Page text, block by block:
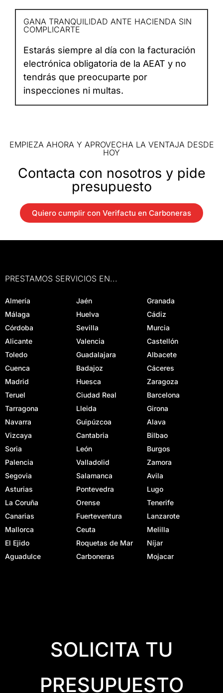
GANA TRANQUILIDAD ANTE HACIENDA SIN
COMPLICARTE
Estarás siempre al día con la facturación
electrónica obligatoria de la AEAT y no
tendrás que preocuparte por
inspecciones ni multas.
EMPIEZA AHORA Y APROVECHA LA VENTAJA DESDE
HOY
Contacta con nosotros y pide
presupuesto
Quiero cumplir con Verifactu en Carboneras
PRESTAMOS SERVICIOS EN...
Almería Jaén
Granada
Málaga
Huelva
Cádiz
Córdoba
Sevilla
Murcia
Alicante
Valencia
Castellón
Toledo
Guadalajara
Albacete
Cuenca
Badajoz
Cáceres
Madrid
Huesca
Zaragoza
Teruel
Ciudad Real
Barcelona
Tarragona
Lleida
Girona
Navarra
Guipúzcoa
Alava
Vizcaya
Cantabria
Bilbao
Soria
León
Burgos
Palencia
Valladolid
Zamora
Segovia
Salamanca
Avila
Asturias
Pontevedra
Lugo
La Coruña
Orense
Tenerife
Canarias
Fuerteventura
Lanzarote
Mallorca
Ceuta
Melilla
El Ejido
Roquetas de Mar
Níjar
Aguadulce
Carboneras Mojacar
SOLICITA TU
PRESUPUESTO